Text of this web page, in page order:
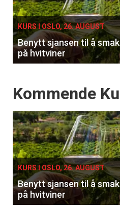
KURS I OSLO, 26. AUGUST
Benytt sjansen til å
på hvitviner
Events
Kommende
KURS I OSLO, 26. AUGUST
Benytt sjansen til å
på hvitviner